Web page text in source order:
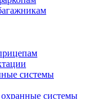
системы
системы